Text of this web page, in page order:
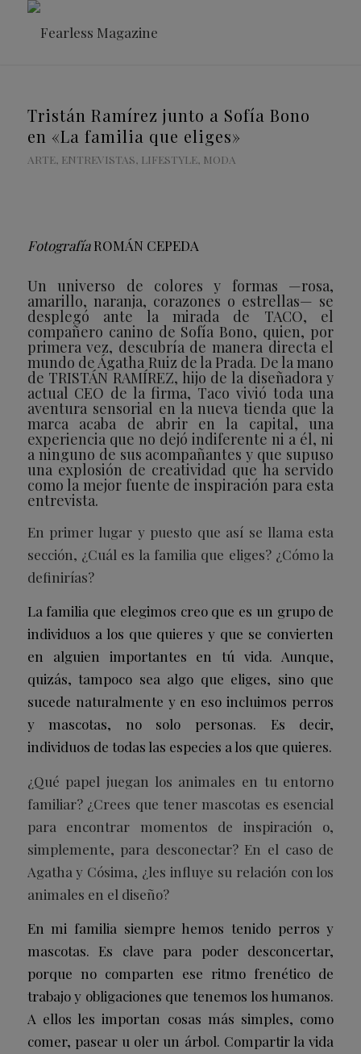
Tristán Ramírez junto a Sofía Bono
en «La familia que eliges»
ARTE, ENTREVISTAS, LIFESTYLE, MODA
FotografíaROMÁN CEPEDA
Un universo de colores y formas —rosa,
amarillo, naranja, corazones o estrellas— se
desplegó ante la mirada de TACO, el
compañero canino de Sofía Bono, quien, por
primera vez, descubría de manera directa el
mundo de Ágatha Ruiz de la Prada. De la mano
de TRISTÁN RAMÍREZ, hijo de la diseñadora y
actual CEO de la firma, Taco vivió toda una
aventura sensorial en la nueva tienda que la
marca acaba de abrir en la capital, una
experiencia que no dejó indiferente ni a él, ni
a ninguno de sus acompañantes y que supuso
una explosión de creatividad que ha servido
como la mejor fuente de inspiración para esta
entrevista.
En primer lugar y puesto que así se llama esta
sección, ¿Cuál es la familia que eliges? ¿Cómo la
definirías?
La familia que elegimos creo que es un grupo de
individuos a los que quieres y que se convierten
en alguien importantes en tú vida. Aunque,
quizás, tampoco sea algo que eliges, sino que
sucede naturalmente y en eso incluimos perros
y mascotas, no solo personas. Es decir,
individuos de todas las especies a los que quieres.
¿Qué papel juegan los animales en tu entorno
familiar? ¿Crees que tener mascotas es esencial
para encontrar momentos de inspiración o,
simplemente, para desconectar? En el caso de
Agatha y Cósima, ¿les influye su relación con los
animales en el diseño?
En mi familia siempre hemos tenido perros y
mascotas. Es clave para poder desconcertar,
porque no comparten ese ritmo frenético de
trabajo y obligaciones que tenemos los humanos.
A ellos les importan cosas más simples, como
comer, pasear u oler un árbol. Compartir la vida